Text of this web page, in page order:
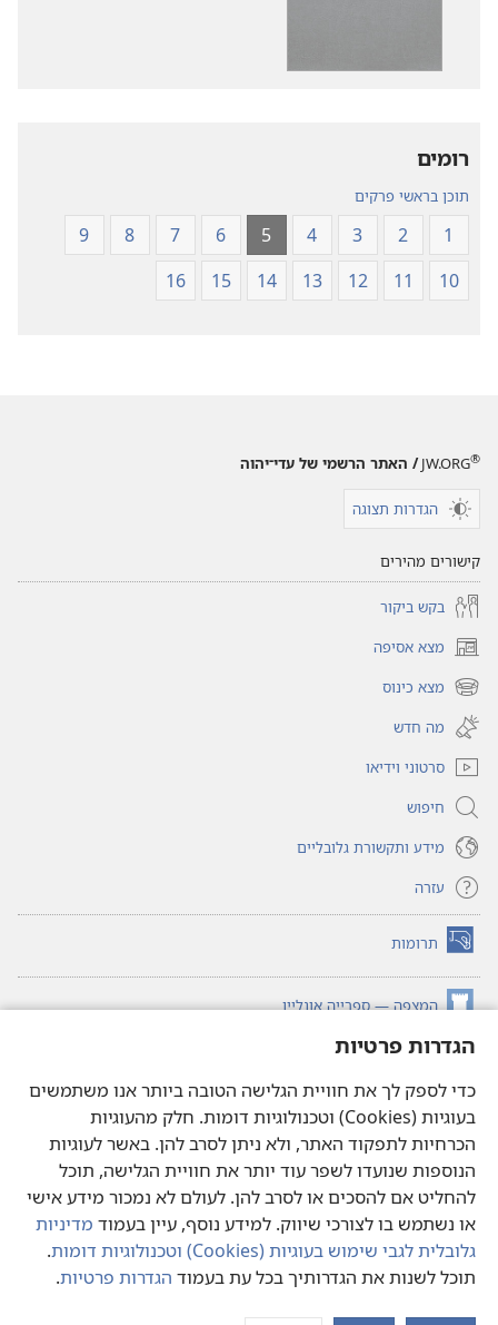
הגדרות פרטיות
כדי לספק לך את חוויית הגלישה הטובה ביותר אנו משתמשים
בעוגיות (Cookies) וטכנולוגיות דומות. חלק מהעוגיות
הכרחיות לתפקוד האתר, ולא ניתן לסרב להן. באשר לעוגיות
הנוספות שנועדו לשפר עוד יותר את חוויית הגלישה, תוכל
להחליט אם להסכים או לסרב להן. לעולם לא נמכור מידע אישי
או נשתמש בו לצורכי שיווק. למידע נוסף, עיין בעמוד מדיניות
גלובלית לגבי שימוש בעוגיות (‏Cookies)‏ וטכנולוגיות דומות
.
תוכל לשנות את הגדרותיך בכל עת בעמוד הגדרות פרטיות.
רומים
תוכן בראשי פרקים
1
2
3
4
5
6
7
8
9
10
11
12
13
14
15
16
JW.ORG® / האתר הרשמי של עדי־יהוה
הגדרות תצוגה
קישורים מהירים
בקש ביקור
מצא אסיפה(פותח
חלון
חדש)
מצא כינוס(פותח
חלון
חדש)
מה חדש
סרטוני וידיאו
חיפוש
מידע ותקשורת גלובליים
עזרה
תרומות (פותח
חלון
חדש) המצפה — ספרייה אונליין (פותח
חדש) JW Hub
®
חלון
ספריית המצפה
Copyright© 2026 Watch Tower Bible and Tract Society of Pennsylvania.
תנאי שימוש |מדיניות פרטיות| הגדרות פרטיות